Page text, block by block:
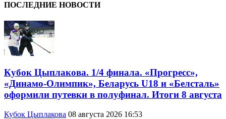
ПОСЛЕДНИЕ НОВОСТИ
Кубок Цыплакова. 1/4 финала. «Прогресс»,
«Динамо-Олимпик», Беларусь U18 и «Белсталь»
оформили путевки в полуфинал. Итоги 8 августа
Кубок Цыплакова 08 августа 2026 16:53